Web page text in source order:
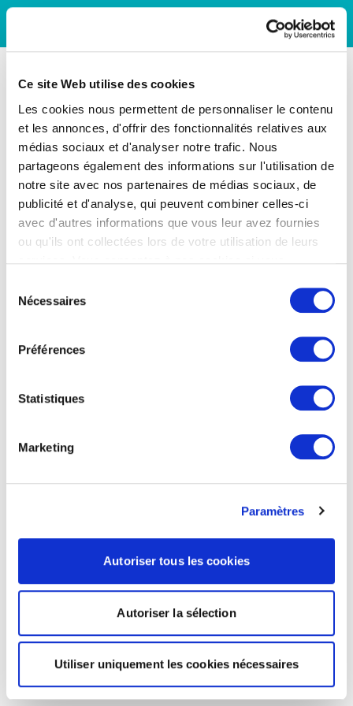
Ce site Web utilise des cookies
Les cookies nous permettent de personnaliser le contenu
et les annonces, d'offrir des fonctionnalités relatives aux
médias sociaux et d'analyser notre trafic. Nous
partageons également des informations sur l'utilisation de
notre site avec nos partenaires de médias sociaux, de
publicité et d'analyse, qui peuvent combiner celles-ci
avec d'autres informations que vous leur avez fournies
ou qu'ils ont collectées lors de votre utilisation de leurs
Nécessaires
Préférences
Statistiques
Marketing
Paramètres
Autoriser tous les cookies
Autoriser la sélection
Utiliser uniquement les cookies nécessaires